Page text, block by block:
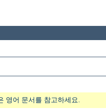
영어 문서를 참고하세요.